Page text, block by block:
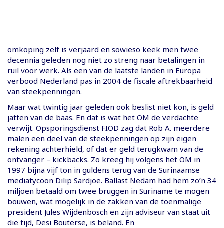
omkoping zelf is verjaard en sowieso keek men twee
decennia geleden nog niet zo streng naar betalingen in
ruil voor werk. Als een van de laatste landen in Europa
verbood Nederland pas in 2004 de fiscale aftrekbaarheid
van steekpenningen.
Maar wat twintig jaar geleden ook beslist niet kon, is geld
jatten van de baas. En dat is wat het OM de verdachte
verwijt. Opsporingsdienst FIOD zag dat Rob A. meerdere
malen een deel van de steekpenningen op zijn eigen
rekening achterhield, of dat er geld terugkwam van de
ontvanger – kickbacks. Zo kreeg hij volgens het OM in
1997 bijna vijf ton in guldens terug van de Surinaamse
mediatycoon Dilip Sardjoe. Ballast Nedam had hem zo’n 34
miljoen betaald om twee bruggen in Suriname te mogen
bouwen, wat mogelijk in de zakken van de toenmalige
president Jules Wijdenbosch en zijn adviseur van staat uit
die tijd, Desi Bouterse, is beland. En